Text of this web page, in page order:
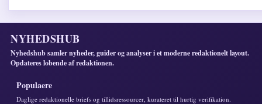
NYHEDSHUB
Nyhedshub samler nyheder, guider og analyser i et moderne redaktionelt layout.
Opdateres lobende af redaktionen.
Populaere
Daglige redaktionelle briefs og tillidsressourcer, kurateret til hurtig verifikation.